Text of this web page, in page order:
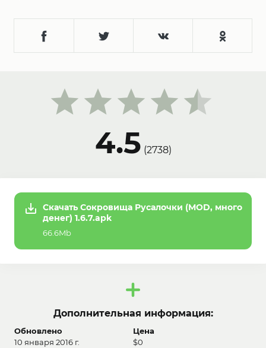
4.5 (2738)
Скачать Сокровища Русалочки (MOD, много
денег) 1.6.7.apk
66.6Mb
Дополнительная информация:
Обновлено
10 января 2016 г.
Цена
$0